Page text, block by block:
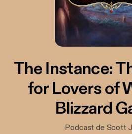
The Instance:
for Lovers of
Blizzard
Podcast de Scott